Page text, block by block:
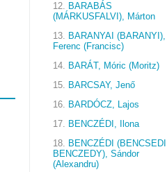
12. BARABÁS
(MÁRKUSFALVI), Márton
13. BARANYAI (BARANYI),
Ferenc (Francisc)
14. BARÁT, Móric (Moritz)
15. BARCSAY, Jenő
16. BARDÓCZ, Lajos
17. BENCZÉDI, Ilona
18. BENCZÉDI
BENCZEDY), Sándor
(Alexandru)